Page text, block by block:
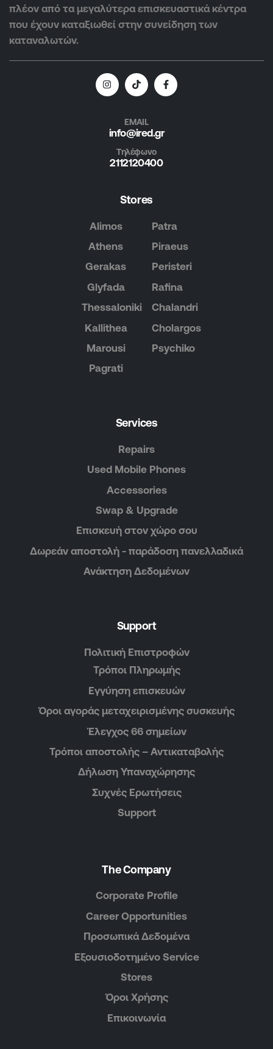
πλέον από τα μεγαλύτερα επισκευαστικά κέντρα
που έχουν καταξιωθεί στην συνείδηση των
καταναλωτών.
EMAIL
info@ired.gr
Τηλέφωνο
2112120400
Stores
Alimos
Athens
Gerakas
Glyfada
Thessaloniki
Kallithea
Marousi
Pagrati
Patra
Piraeus
Peristeri
Rafina
Chalandri
Cholargos
Psychiko
Services
Repairs
Used Mobile Phones
Accessories
Swap & Upgrade
Επισκευή στον χώρο σου
Δωρεάν αποστολή - παράδοση πανελλαδικά
Ανάκτηση Δεδομένων
Support
Πολιτική Επιστροφών
Τρόποι Πληρωμής
Εγγύηση επισκευών
Όροι αγοράς μεταχειρισμένης συσκευής
Έλεγχος 66 σημείων
Τρόποι αποστολής – Αντικαταβολής
Δήλωση Υπαναχώρησης
Συχνές Ερωτήσεις
Support
The Company
Corporate Profile
Career Opportunities
Προσωπικά Δεδομένα
Εξουσιοδοτημένο Service
Stores
Όροι Χρήσης
Επικοινωνία